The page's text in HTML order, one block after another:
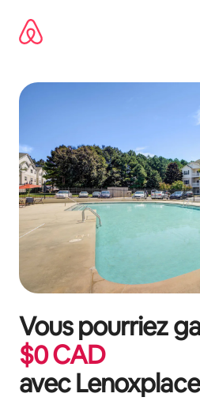
directement
Vous pourriez
$0CAD
avecLenoxplace